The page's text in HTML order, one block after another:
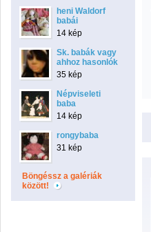
heni Waldorf
babái
14 kép
Sk. babák vagy
ahhoz hasonlók
35 kép
Népviseleti
baba
14 kép
rongybaba
31 kép
Böngéssz a galériák
között!